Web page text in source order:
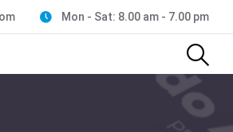
Mon - Sat: 8.00 am - 7.00 pm